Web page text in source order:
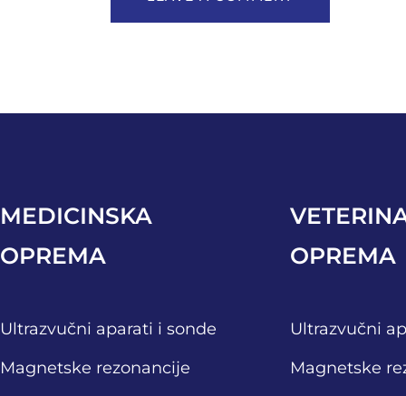
MEDICINSKA
OPREMA
Ultrazvučni aparati i sonde
Magnetske rezonancije
OPREMA
Ultrazvučni
Magnetske